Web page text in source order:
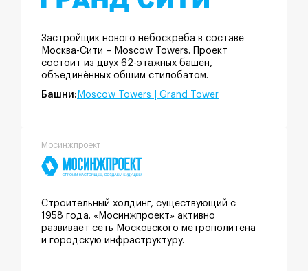
Застройщик нового небоскрёба в составе
Москва-Сити – Moscow Towers. Проект
состоит из двух 62-этажных башен,
объединённых общим стилобатом.
Башни: Moscow Towers | Grand Tower
Мосинжпроект
Строительный холдинг, существующий с
1958 года. «Мосинжпроект» активно
развивает сеть Московского метрополитена
и городскую инфраструктуру.